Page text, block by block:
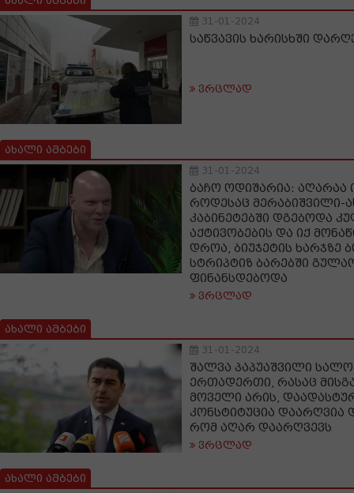
31-01-2024
საწვავის ხარისხში
ვრცლად
ახალი ამბები
31-01-2024
ბაჩო ოდიშარია: აღარაა
როდესაც მერაბიშვილი-
კაბინეტებში დგებოდა
აქტივობების და იქ
დროა, ბიუჯეტის ხარჯზე
სტრიპტიზ ბარებში
ფინანსდებოდა
ვრცლად
ახალი ამბები
31-01-2024
შალვა პაპუაშვილი
ერთადერთი, რასაც
მოველი არის,
კონსტიტუცია დაარღვია
რომ აღარ დაარღვევს
ვრცლად
ახალი ამბები